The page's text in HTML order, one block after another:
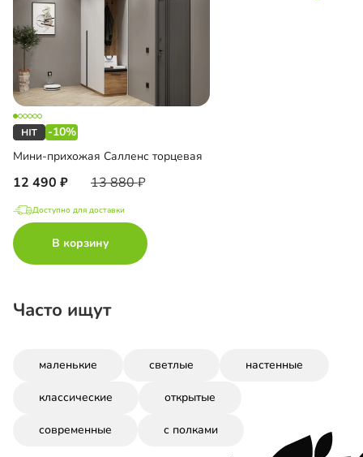
-10%
Мини-прихожая Салленс торцевая
12 490 13 880
Доступно для доставки
В корзину
Часто ищут
маленькие светлые настенные
классические открытые
современные с полками